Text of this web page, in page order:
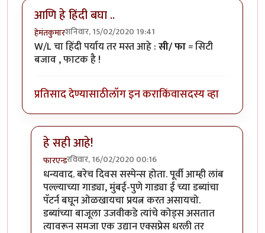
आणि हे हिंदी बघा ..
हेमंतकुमारशनिवार, 15/02/2020 19:41
W/L चा हिंदी पर्याय तर मस्त आहे :सी/ फा= सिटी
बजाव , फाटक है !
प्रतिसाद देण्यासाठीलॉग इन कराकिंवासदस्य व्हा
हे सही आहे!
फारएन्डरविवार, 16/02/2020 00:16
In reply toआणि हे हिंदी बघा ..byहेमंतकुमार
धन्यवाद. बरेच दिवस सस्पेन्स होता. पूर्वी आम्ही लांब
पल्ल्याच्या गाड्या, मुंबई-पुणे गाड्या ई च्या डब्यांचा
पॅटर्न बघून ओळखायचा प्रयत्न करत असायचो.
डब्यांच्या बाजूला उजवीकडे त्यांचे कोड्स असतात
त्यावरून समजा एक उद्यान एक्सप्रेस धरली तर